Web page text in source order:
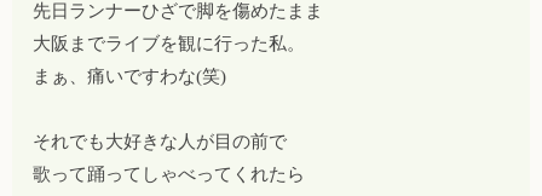
先日ランナーひざで脚を傷めたまま
大阪までライブを観に行った私。
まぁ、痛いですわな(笑)
それでも大好きな人が目の前で
歌って踊ってしゃべってくれたら